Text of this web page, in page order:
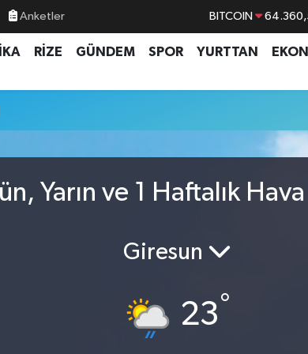
Anketler BITCOIN
DOLAR
GRAM ALTIN
BİST100
RİZE GÜNDEM SPOR YURTTAN
Yarın ve 1 Haftalık
Giresun
23°